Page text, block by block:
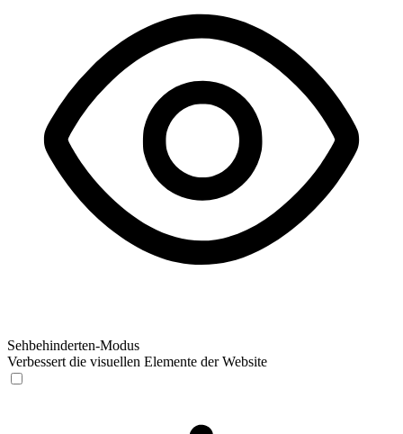
Sehbehinderten-Modus
Verbessert die visuellen Elemente der Website